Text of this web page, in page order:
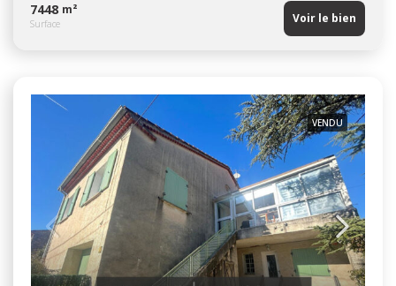
7448 m²
Surface Voir le bien
VENDU